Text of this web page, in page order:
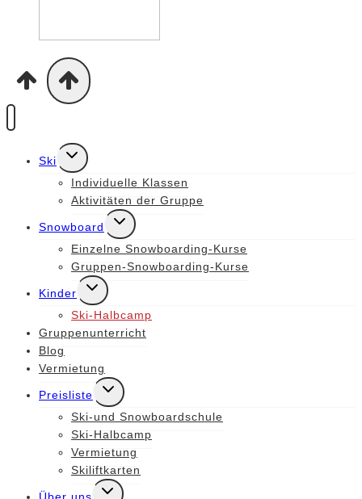
Ski
Untermenü
umschalten
Individuelle Klassen
Aktivitäten der Gruppe
Snowboard
Untermenü
umschalten
Einzelne Snowboarding-Kurse
Gruppen-Snowboarding-Kurse
Kinder
Untermenü
umschalten
Ski-Halbcamp
Gruppenunterricht
Blog
Vermietung
Preisliste
Untermenü
umschalten
Ski-und Snowboardschule
Ski-Halbcamp
Vermietung
Skiliftkarten
Über uns Untermenü